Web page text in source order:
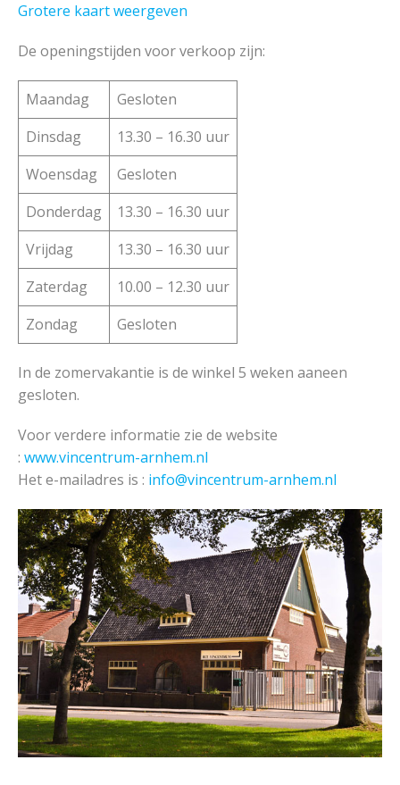
Grotere kaart weergeven
De openingstijden voor verkoop zijn:
Maandag
Gesloten
Dinsdag
13.30 – 16.30 uur
Woensdag
Gesloten
Donderdag
13.30 – 16.30 uur
Vrijdag
13.30 – 16.30 uur
Zaterdag
10.00 – 12.30 uur
Zondag
Gesloten
In de zomervakantie is de winkel 5 weken aaneen
gesloten.
Voor verdere informatie zie de website
: www.vincentrum-arnhem.nl
Het e-mailadres is : info@vincentrum-arnhem.nl